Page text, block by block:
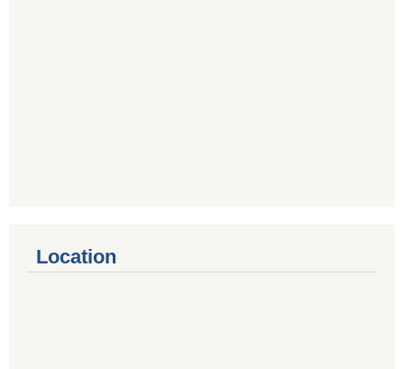
Location